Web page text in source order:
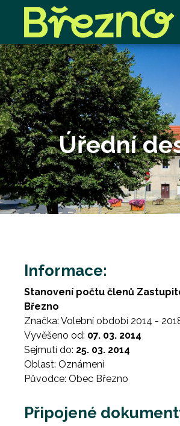
Úřední
Informace:
Stanovení počtu členů
Březno
Značka: Volební období 2014 -
Vyvěšeno od: 07. 03. 2014
Sejmutí do: 25. 03. 2014
Oblast: Oznámení
Původce: Obec Březno
Připojené